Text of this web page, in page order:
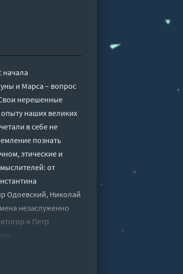
начала
и Марса – вопрос
нерешенные
наших великих
в себе не
познать
этические и
от
Одоевский, Николай
незаслуженно
и Петр
смертностиВ